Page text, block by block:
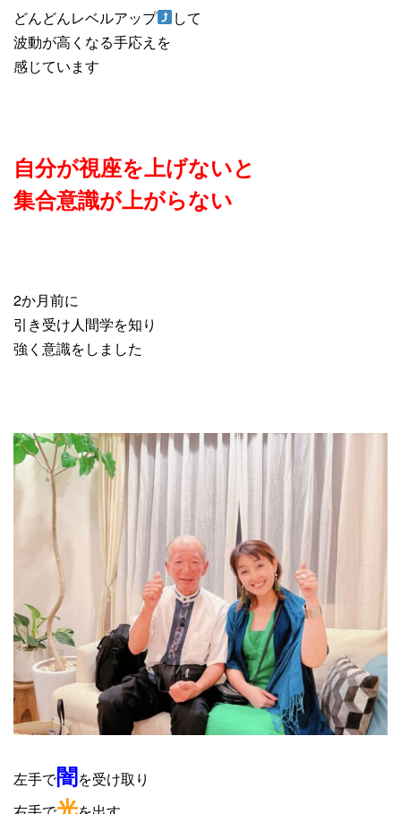
どんどんレベルアップ
して
波動が高くなる手応えを
感じています
自分が視座を上げないと
集合意識が上がらない
2か月前に
引き受け人間学を知り
強く意識をしました
左手で闇を受け取り
光